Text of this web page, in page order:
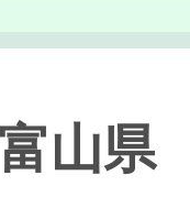
富山県